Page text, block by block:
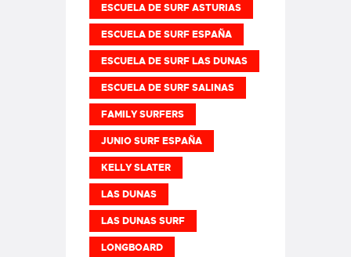
ESCUELA DE SURF ASTURIAS
ESCUELA DE SURF ESPAÑA
ESCUELA DE SURF LAS DUNAS
ESCUELA DE SURF SALINAS
FAMILY SURFERS
JUNIO SURF ESPAÑA
KELLY SLATER
LAS DUNAS
LAS DUNAS SURF
LONGBOARD